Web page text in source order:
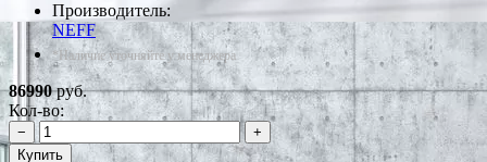
Производитель:
NEFF
*Наличие уточняйте у менеджера
86990руб.
Кол-во:
−
+
Купить